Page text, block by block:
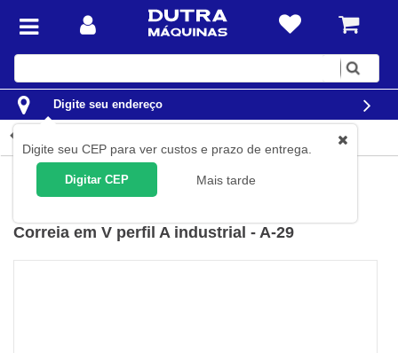
Digite
Digite seu endereço
Digite seu CEP para ver custos e prazo de entrega.
Digitar CEP Mais tarde
Construção Civil Correias para Betoneiras
Correia em V perfil A industrial - A-29